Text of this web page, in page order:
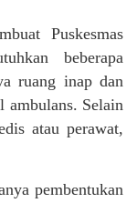
Puskesmas
beberapa
ruang inap dan
Selain
atau perawat,
pembentukan